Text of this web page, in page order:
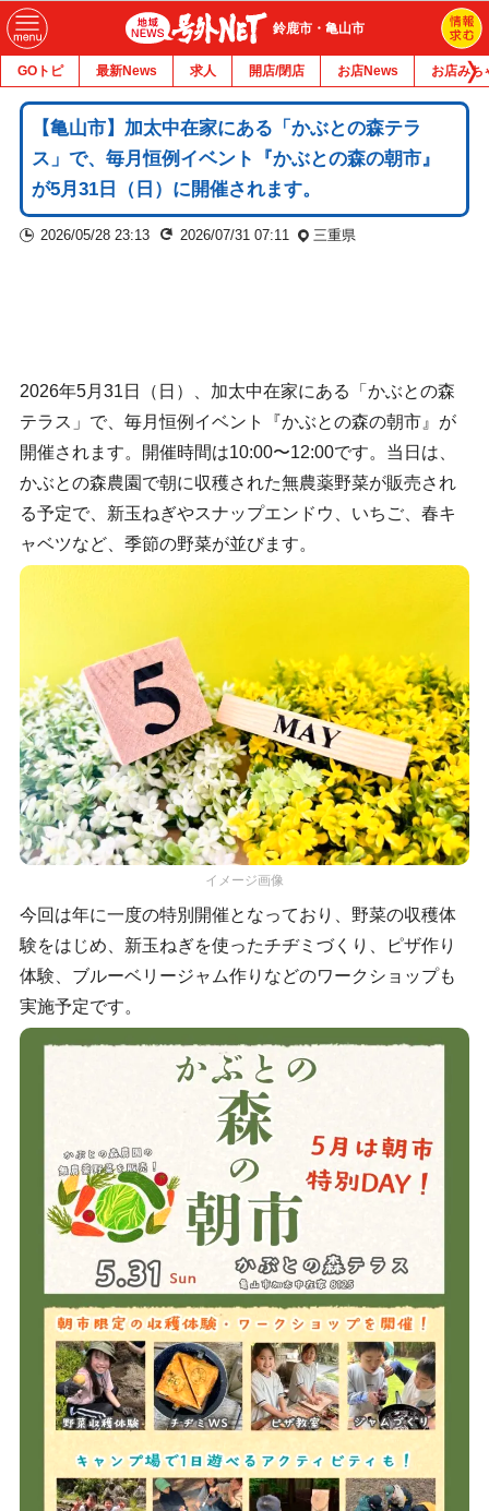
鈴鹿市・亀山市
GOトピ 最新News 求人 開店/閉店 お店News お店みち
【亀山市】加太中在家にある「かぶとの森テラ
ス」で、毎月恒例イベント『かぶとの森の朝市』
が5月31日（日）に開催されます。
2026/05/28 23:13 2026/07/31 07:11 三重県
2026年5月31日（日）、加太中在家にある「かぶとの森
テラス」で、毎月恒例イベント『かぶとの森の朝市』が
開催されます。開催時間は10:00〜12:00です。当日は、
かぶとの森農園で朝に収穫された無農薬野菜が販売され
る予定で、新玉ねぎやスナップエンドウ、いちご、春キ
ャベツなど、季節の野菜が並びます。
イメージ画像
今回は年に一度の特別開催となっており、野菜の収穫体
験をはじめ、新玉ねぎを使ったチヂミづくり、ピザ作り
体験、ブルーベリージャム作りなどのワークショップも
実施予定です。